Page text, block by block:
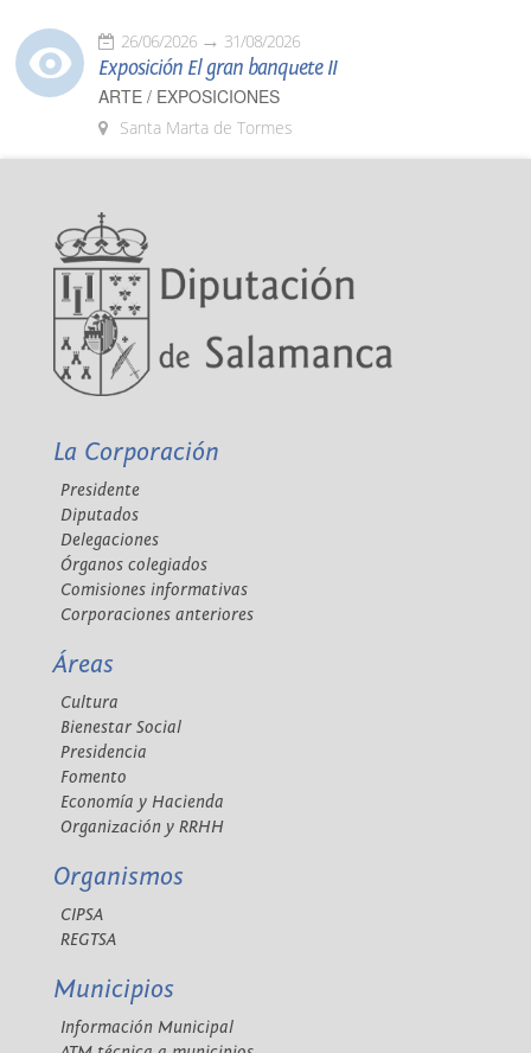
26/06/2026 31/08/2026
Exposición El gran banquete II
ARTE / EXPOSICIONES
Santa Marta de Tormes
La Corporación
Presidente
Diputados
Delegaciones
Órganos colegiados
Comisiones informativas
Corporaciones anteriores
Áreas
Cultura
Bienestar Social
Presidencia
Fomento
Economía y Hacienda
Organización y RRHH
Organismos
CIPSA
REGTSA
Municipios
Información Municipal